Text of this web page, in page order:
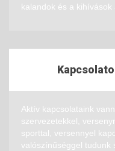
kalandok és a kihívások
Aktív kapcsolataink
szervezetekkel,
sporttal, versennyel
valószínűséggel tudunk